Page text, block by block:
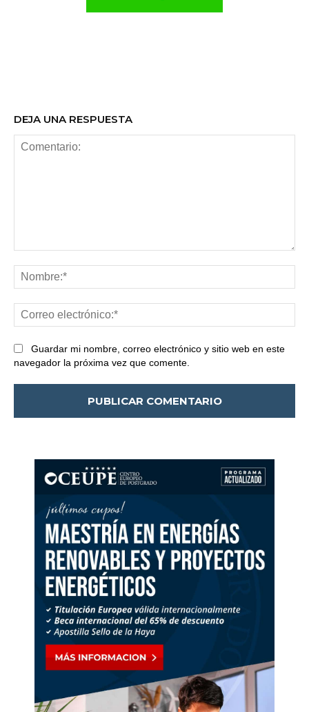
DEJA UNA RESPUESTA
Guardar mi nombre, correo electrónico y sitio web en este
navegador la próxima vez que comente.